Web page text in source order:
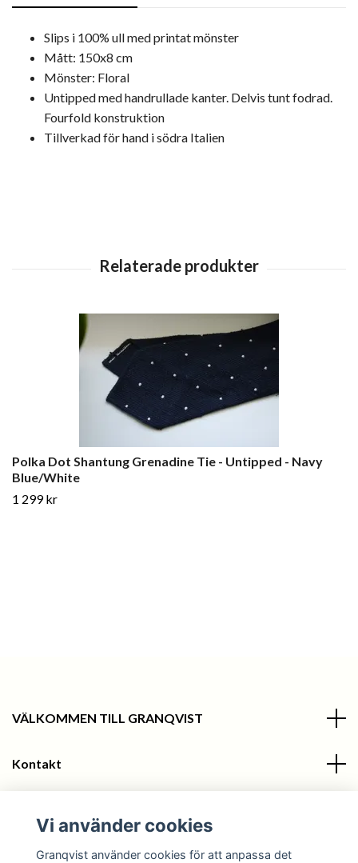
Slips i 100% ull med printat mönster
Mått: 150x8 cm
Mönster: Floral
Untipped med handrullade kanter. Delvis tunt fodrad.
Fourfold konstruktion
Tillverkad för hand i södra Italien
Polka Dot Shantung Grenadine Tie - Untipped - Navy
Blue/White
1 299 kr
VÄLKOMMEN TILL GRANQVIST
Kontakt
Sociala medier
Vi använder cookies
Granqvist använder cookies för att anpassa det